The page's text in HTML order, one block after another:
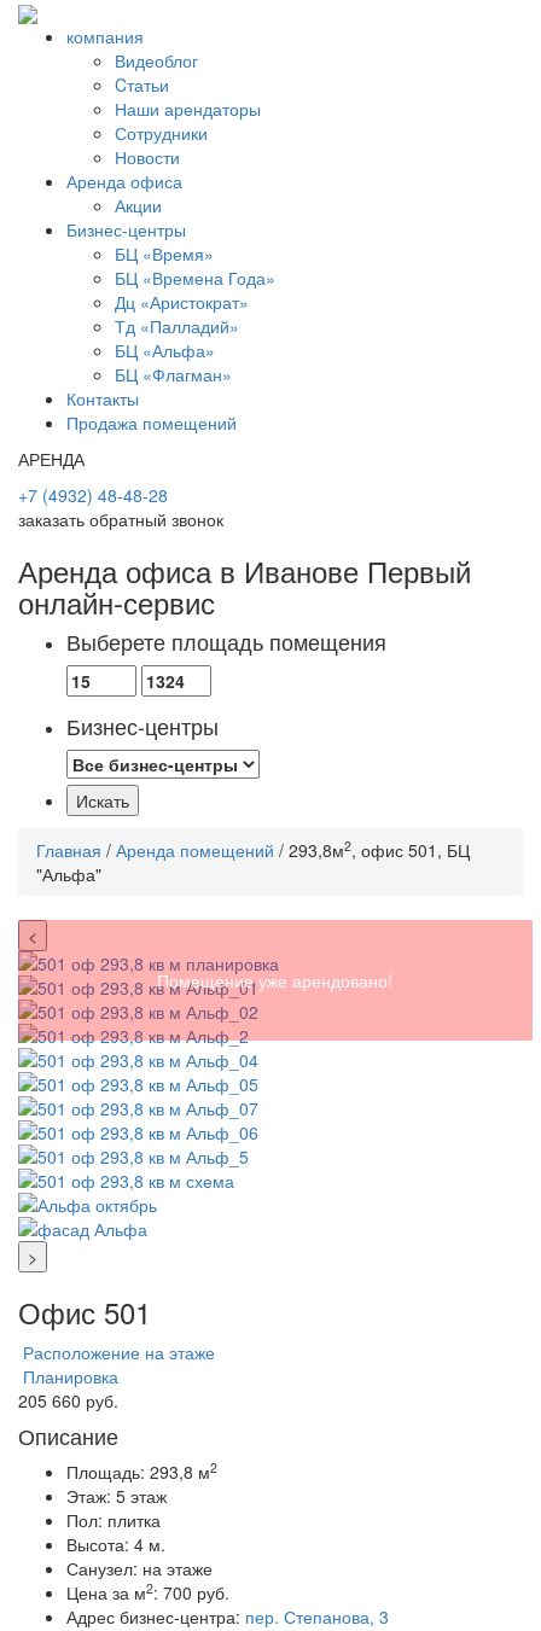
компания
Видеоблог
Cтатьи
Наши арендаторы
Сотрудники
Новости
Аренда офиса
Акции
Бизнес-центры
БЦ «Время»
БЦ «Времена Года»
Дц «Аристократ»
Тд «Палладий»
БЦ «Альфа»
БЦ «Флагман»
Контакты
Продажа помещений
АРЕНДА
+7 (4932) 48-48-28
заказать обратный звонок
Аренда офиса в Иванове Первый
онлайн-сервис
Выберете площадь помещения
Бизнес-центры
Главная / Аренда помещений / 293,8м2, офис 501, БЦ
"Альфа"
Помещение уже арендовано!
<
>
Офис 501
Расположение на этаже
Планировка
205 660 руб.
Описание
Площадь: 293,8 м2
Этаж: 5 этаж
Пол: плитка
Высота: 4 м.
Санузел: на этаже
Цена за м2: 700 руб.
Адрес бизнес-центра: пер. Степанова, 3